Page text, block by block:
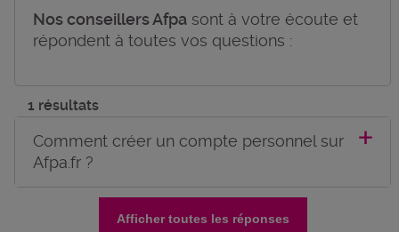
Nos conseillers Afpasont à votre écoute et
répondent à toutes vos questions :
1 résultats
Comment créer un compte personnel sur
Afpa.fr ?
Afficher toutes les réponses